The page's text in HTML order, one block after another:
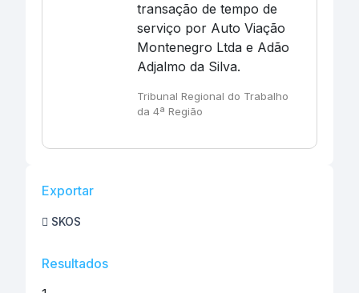
transação de tempo de
serviço por Auto Viação
Montenegro Ltda e Adão
Adjalmo da Silva.
Tribunal Regional do Trabalho
da 4ª Região
Exportar
SKOS
Resultados